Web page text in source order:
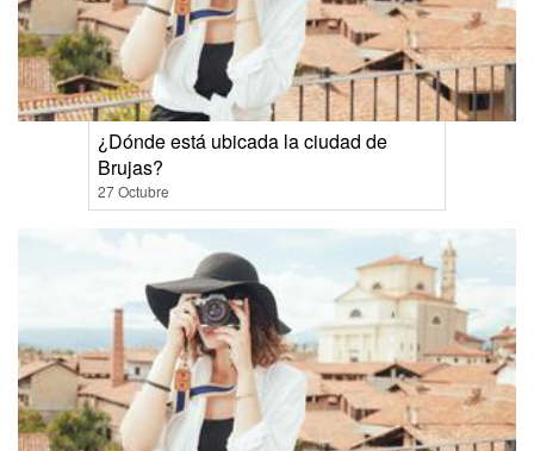
¿Dónde está ubicada la ciudad de
Brujas?
27 Octubre